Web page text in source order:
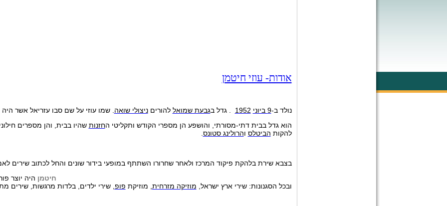
אודות- עוזי חיטמן
נולד ב-9 ביוני 1952 . גדל בגבעת שמואל להוריםניצולי שואה . שמו עוזי על שם סבו עזריאל אשר
הוא גדל בבית דתי-מסורתי, והושפע הן מספרי הקודש ותקליטי החזנות שהיו בבית, והן מספרים
להקות הביטלס והרולינג סטונס
בצבא שירת בלהקת פיקוד המרכז ולאחר שחרורו השתתף במופעי בידור שונים והחל לכתוב שירים
חיטמן היה יוצר
ובכל הסגנונות: שירי ארץ ישראל, מוזיקה מזרחית , מוזיקת פופ , שירי ילדים, בלדות מרגשות, שירים